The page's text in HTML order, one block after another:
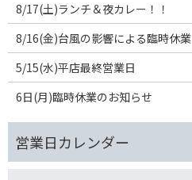
8/17(土)ランチ＆夜カレー！！
8/16(金)台風の影響による臨時休業
5/15(水)平店最終営業日
6日(月)臨時休業のお知らせ